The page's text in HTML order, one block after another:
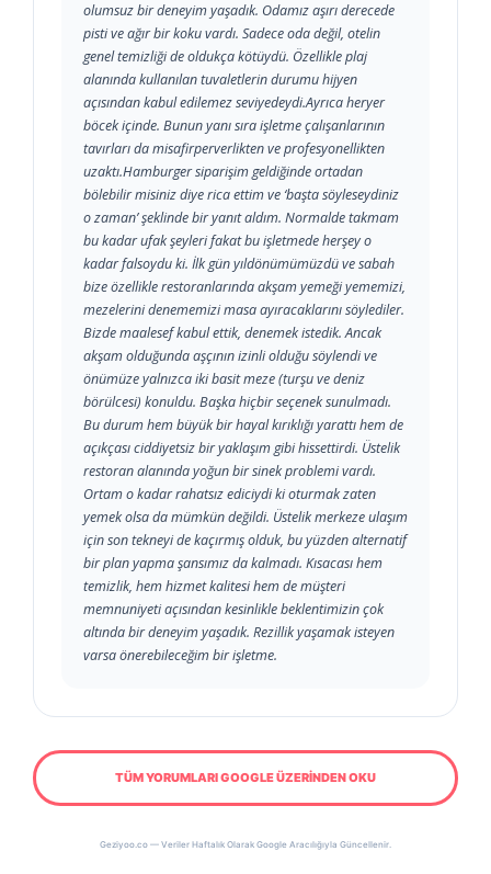
olumsuz bir deneyim yaşadık. Odamız aşırı derecede
pisti ve ağır bir koku vardı. Sadece oda değil, otelin
genel temizliği de oldukça kötüydü. Özellikle plaj
alanında kullanılan tuvaletlerin durumu hijyen
açısından kabul edilemez seviyedeydi.Ayrıca heryer
böcek içinde. Bunun yanı sıra işletme çalışanlarının
tavırları da misafirperverlikten ve profesyonellikten
uzaktı.Hamburger siparişim geldiğinde ortadan
bölebilir misiniz diye rica ettim ve ‘başta söyleseydiniz
o zaman’ şeklinde bir yanıt aldım. Normalde takmam
bu kadar ufak şeyleri fakat bu işletmede herşey o
kadar falsoydu ki. İlk gün yıldönümümüzdü ve sabah
bize özellikle restoranlarında akşam yemeği yememizi,
mezelerini denememizi masa ayıracaklarını söylediler.
Bizde maalesef kabul ettik, denemek istedik. Ancak
akşam olduğunda aşçının izinli olduğu söylendi ve
önümüze yalnızca iki basit meze (turşu ve deniz
börülcesi) konuldu. Başka hiçbir seçenek sunulmadı.
Bu durum hem büyük bir hayal kırıklığı yarattı hem de
açıkçası ciddiyetsiz bir yaklaşım gibi hissettirdi. Üstelik
restoran alanında yoğun bir sinek problemi vardı.
Ortam o kadar rahatsız ediciydi ki oturmak zaten
yemek olsa da mümkün değildi. Üstelik merkeze ulaşım
için son tekneyi de kaçırmış olduk, bu yüzden alternatif
bir plan yapma şansımız da kalmadı. Kısacası hem
temizlik, hem hizmet kalitesi hem de müşteri
memnuniyeti açısından kesinlikle beklentimizin çok
altında bir deneyim yaşadık. Rezillik yaşamak isteyen
varsa önerebileceğim bir işletme.
TÜM YORUMLARI GOOGLE ÜZERİNDEN OKU
Geziyoo.co — Veriler Haftalık Olarak Google Aracılığıyla Güncellenir.